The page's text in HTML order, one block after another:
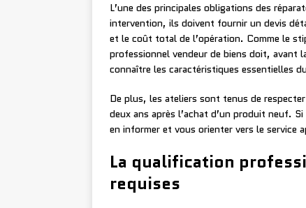
L’une des principales obligations des
intervention, ils doivent fournir un devis
et le coût total de l’opération. Comme le
professionnel vendeur de biens doit, avant
connaître les caractéristiques essentielles
De plus, les ateliers sont tenus de
deux ans après l’achat d’un produit neuf.
en informer et vous orienter vers le service
La qualification
requises